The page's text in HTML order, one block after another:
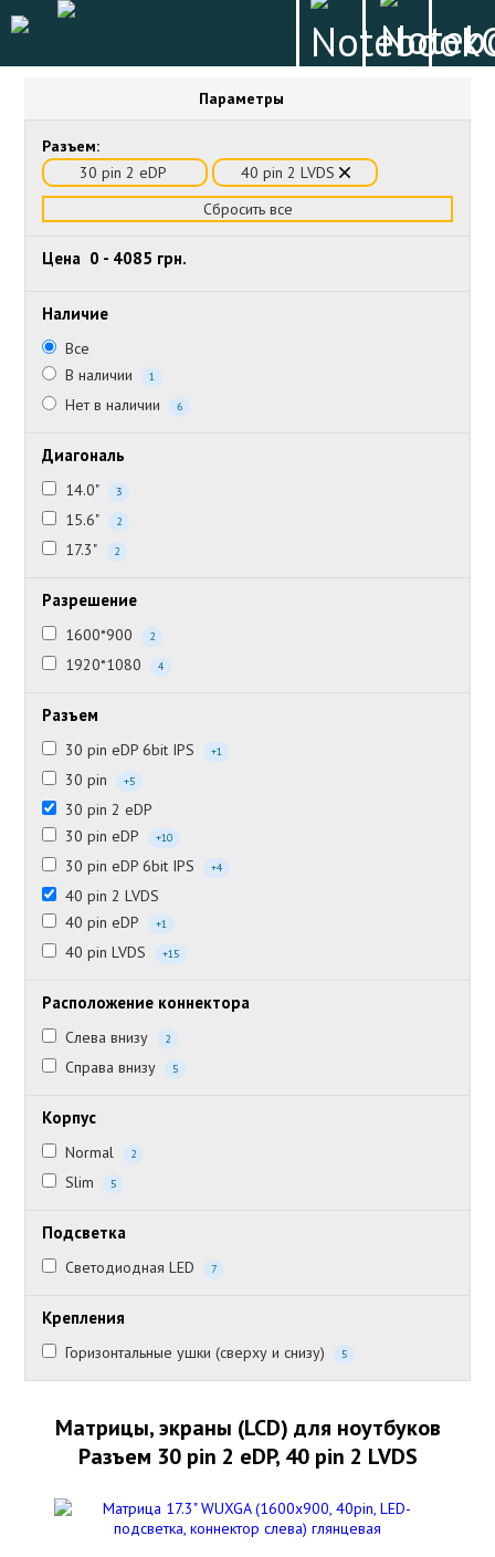
Параметры
Разъем:
30 pin 2 eDP
40 pin 2 LVDS
Сбросить все
Цена 0 - 4085 грн.
Наличие
Все
В наличии
1
Нет в наличии 6
Диагональ
14.0" 3
15.6" 2
17.3" 2
Разрешение
1600*900 2
1920*1080 4
Разъем
30 pin eDP 6bit IPS +1
30 pin +5
30 pin 2 eDP
30 pin eDP
+10
30 pin eDP 6bit IPS +4
40 pin 2 LVDS
40 pin eDP
+1
40 pin LVDS +15
Расположение коннектора
Слева внизу 2
Справа внизу 5
Корпус
Normal 2
Slim 5
Подсветка
Светодиодная LED 7
Крепления
Горизонтальные ушки (сверху и снизу) 5
Матрицы, экраны (LCD) для ноутбуков
Разъем 30 pin 2 eDP, 40 pin 2 LVDS